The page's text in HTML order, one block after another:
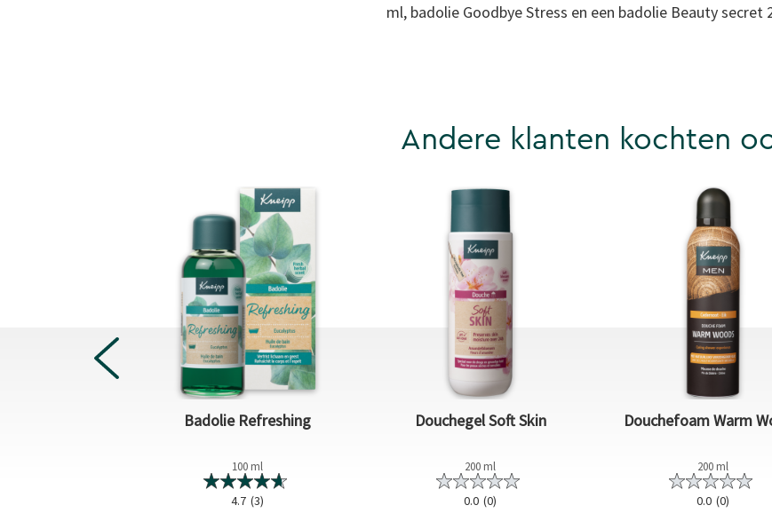
ml, badolie Goodbye Stress en een badolie Beauty secret
Andere klanten kochten
Badolie Refreshing
100 ml
4.7 (3)
Douchegel Soft Skin
200 ml
0.0 (0)
Douchefoam Warm
200 ml
0.0 (0)